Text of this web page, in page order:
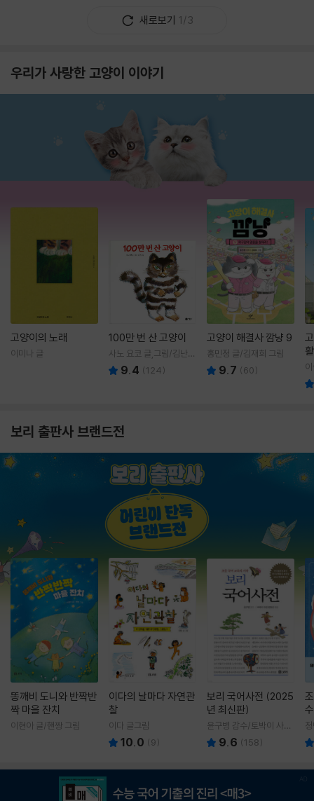
새로보기 1/3
우리가 사랑한 고양이 이야기
고양이의 노래
이미나 글
100만 번 산 고양이
사노 요코 글,그림/김난주
역 9.4 (124)
고양이 해결사 깜냥 9
홍민정 글/김재희 그림
9.7 (60)
보리 출판사 브랜드전
똥깨비 도니와 반짝반
짝 마을 잔치
이현아 글/핸짱 그림
이다의 날마다 자연관
찰
이다 글그림
10.0 (9)
보리 국어사전 (2025
년 최신판)
윤구병 감수/토박이 사전
편찬실 편
9.6 (158)